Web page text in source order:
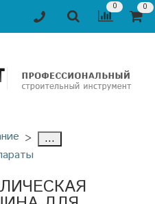
0 0
...